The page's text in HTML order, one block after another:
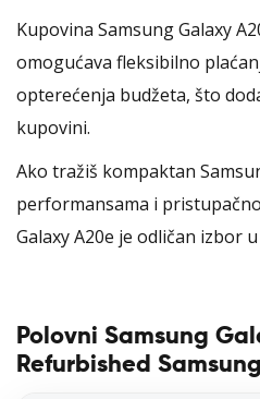
Kupovina Samsung Galaxy
omogućava fleksibilno
opterećenja budžeta, što
kupovini.
Ako tražiš kompaktan
performansama i
Galaxy A20e je odličan izbor
Polovni Samsung
Refurbished